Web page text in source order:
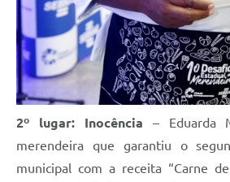
2º lugar: Inocência – Eduarda
merendeira que garantiu o
municipal com a receita “Carne